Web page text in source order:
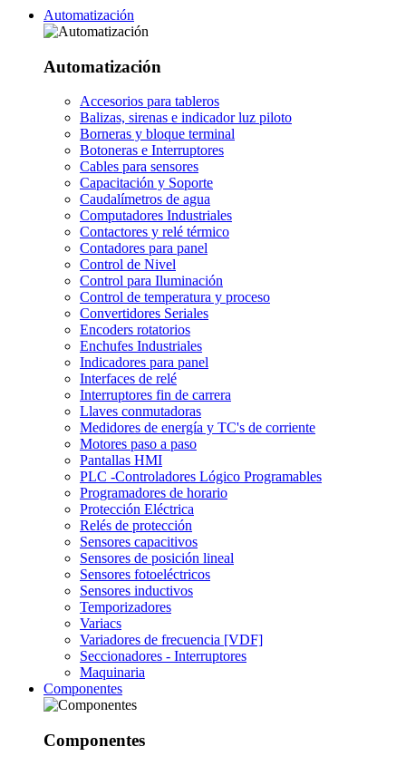
Automatización
Automatización
Accesorios para tableros
Balizas, sirenas e indicador luz piloto
Borneras y bloque terminal
Botoneras e Interruptores
Cables para sensores
Capacitación y Soporte
Caudalímetros de agua
Computadores Industriales
Contactores y relé térmico
Contadores para panel
Control de Nivel
Control para Iluminación
Control de temperatura y proceso
Convertidores Seriales
Encoders rotatorios
Enchufes Industriales
Indicadores para panel
Interfaces de relé
Interruptores fin de carrera
Llaves conmutadoras
Medidores de energía y TC's de corriente
Motores paso a paso
Pantallas HMI
PLC -Controladores Lógico Programables
Programadores de horario
Protección Eléctrica
Relés de protección
Sensores capacitivos
Sensores de posición lineal
Sensores fotoeléctricos
Sensores inductivos
Temporizadores
Variacs
Variadores de frecuencia [VDF]
Seccionadores - Interruptores
Maquinaria
Componentes
Componentes